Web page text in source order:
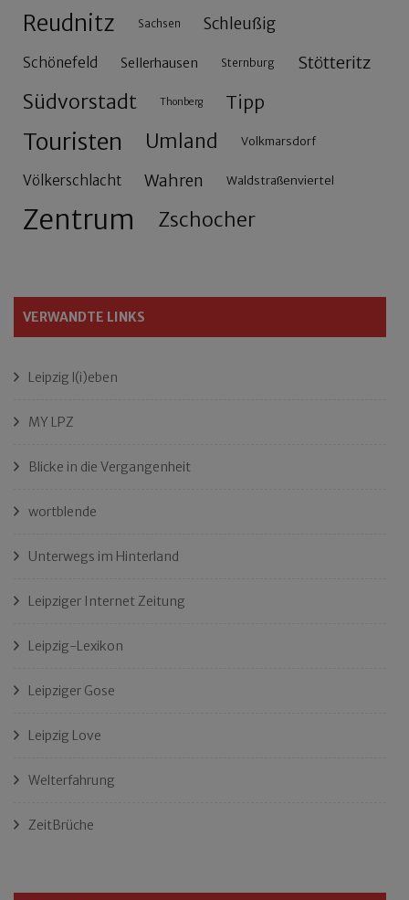
Reudnitz Sachsen Schleußig
Schönefeld Sellerhausen Sternburg Stötteritz
Südvorstadt Thonberg Tipp
Touristen Umland Volkmarsdorf
Völkerschlacht Wahren Waldstraßenviertel
Zentrum Zschocher
VERWANDTE LINKS
Leipzig l(i)eben
MY LPZ
Blicke in die Vergangenheit
wortblende
Unterwegs im Hinterland
Leipziger Internet Zeitung
Leipzig-Lexikon
Leipziger Gose
Leipzig Love
Welterfahrung
ZeitBrüche